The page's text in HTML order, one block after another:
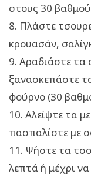
στους 30
8. Πλάστε
κρουασάν,
9. Αραδιάστε τα
ξανασκεπάστε
φούρνο (30
10. Αλείψτε τα
πασπαλίστε με
11. Ψήστε τα
λεπτά ή μέχρι